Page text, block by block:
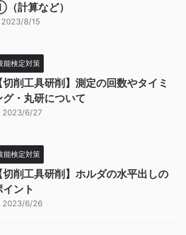
計算など）
2023/8/15
能検定対策
切削工具研削】測定の回数やタイミ
グ・丸研について
2023/6/27
能検定対策
切削工具研削】ホルダの水平出しの
イント
2023/6/26